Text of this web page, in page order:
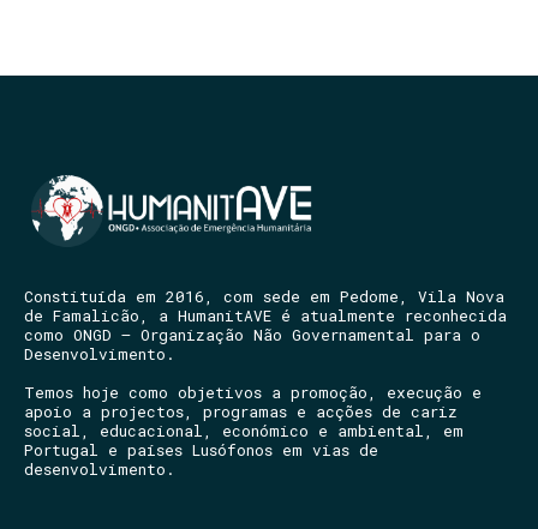
Constituída em 2016, com sede em Pedome, Vila Nova
de Famalicão, a HumanitAVE é atualmente reconhecida
como ONGD – Organização Não Governamental para o
Desenvolvimento.
Temos hoje como objetivos a promoção, execução e
apoio a projectos, programas e acções de cariz
social, educacional, económico e ambiental, em
Portugal e países Lusófonos em vias de
desenvolvimento.